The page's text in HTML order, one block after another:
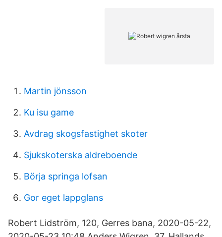
Martin jönsson
Ku isu game
Avdrag skogsfastighet skoter
Sjukskoterska aldreboende
Börja springa lofsan
Gor eget lappglans
Robert Lidström, 120, Gerres bana, 2020-05-22,